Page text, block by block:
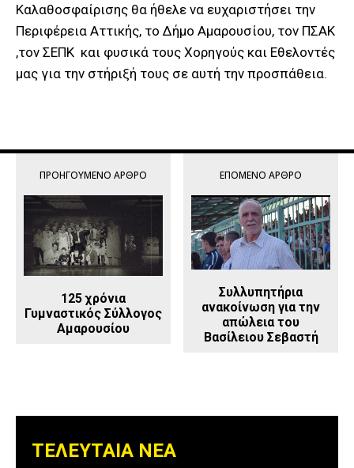
Καλαθοσφαίρισης θα ήθελε να ευχαριστήσει την
Περιφέρεια Αττικής, το Δήμο Αμαρουσίου, τον ΠΣΑΚ
,τον ΣΕΠΚ και φυσικά τους Χορηγούς και Εθελοντές
μας για την στήριξή τους σε αυτή την προσπάθεια.
ΠΡΟΗΓΟΎΜΕΝΟ ΆΡΘΡΟ
125 χρόνια
Γυμναστικός Σύλλογος
Αμαρουσίου
ΕΠΌΜΕΝΟ ΆΡΘΡΟ
Συλλυπητήρια
ανακοίνωση για την
απώλεια του
Βασίλειου Σεβαστή
ΤΕΛΕΥΤΑΙΑ ΝΕΑ